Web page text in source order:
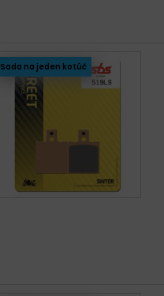
Sada na jeden kotúč